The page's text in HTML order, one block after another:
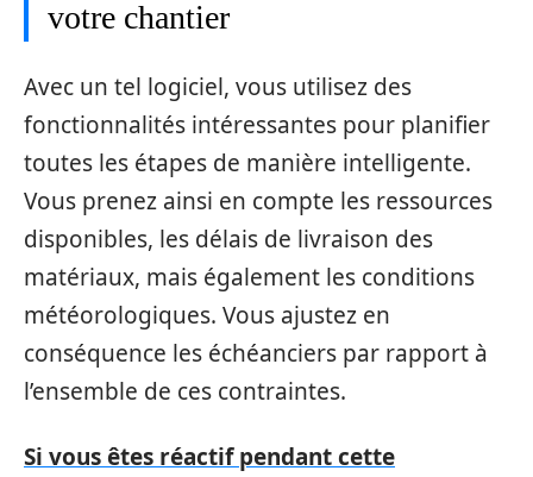
votre chantier
Avec un tel logiciel, vous utilisez des
fonctionnalités intéressantes pour planifier
toutes les étapes de manière intelligente.
Vous prenez ainsi en compte les ressources
disponibles, les délais de livraison des
matériaux, mais également les conditions
météorologiques. Vous ajustez en
conséquence les échéanciers par rapport à
l’ensemble de ces contraintes.
Si vous êtes réactif pendant cette